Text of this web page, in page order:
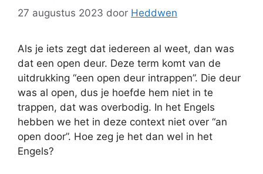
27 augustus 2023 door Heddwen
Als je iets zegt dat iedereen al weet, dan was
dat een open deur. Deze term komt van de
uitdrukking “een open deur intrappen”. Die deur
was al open, dus je hoefde hem niet in te
trappen, dat was overbodig. In het Engels
hebben we het in deze context niet over “an
open door”. Hoe zeg je het dan wel in het
Engels?